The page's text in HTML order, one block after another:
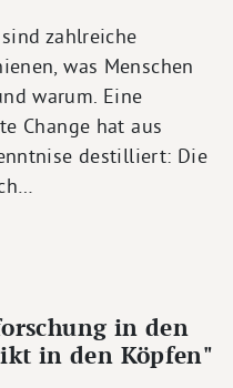
zahlreiche
was Menschen
warum. Eine
Change hat aus
destilliert: Die
in den
in den Köpfen"